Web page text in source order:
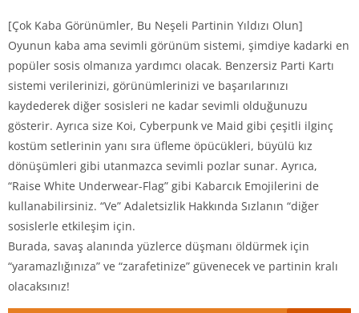
[Çok Kaba Görünümler, Bu Neşeli Partinin Yıldızı Olun]
Oyunun kaba ama sevimli görünüm sistemi, şimdiye kadarki en
popüler sosis olmanıza yardımcı olacak. Benzersiz Parti Kartı
sistemi verilerinizi, görünümlerinizi ve başarılarınızı
kaydederek diğer sosisleri ne kadar sevimli olduğunuzu
gösterir. Ayrıca size Koi, Cyberpunk ve Maid gibi çeşitli ilginç
kostüm setlerinin yanı sıra üfleme öpücükleri, büyülü kız
dönüşümleri gibi utanmazca sevimli pozlar sunar. Ayrıca,
“Raise White Underwear-Flag” gibi Kabarcık Emojilerini de
kullanabilirsiniz. “Ve” Adaletsizlik Hakkında Sızlanın “diğer
sosislerle etkileşim için.
Burada, savaş alanında yüzlerce düşmanı öldürmek için
“yaramazlığınıza” ve “zarafetinize” güvenecek ve partinin kralı
olacaksınız!